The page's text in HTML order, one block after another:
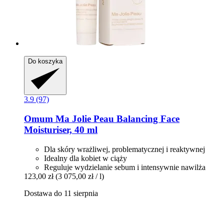
Do koszyka
3.9 (97)
Omum Ma Jolie Peau Balancing Face
Moisturiser, 40 ml
Dla skóry wrażliwej, problematycznej i reaktywnej
Idealny dla kobiet w ciąży
Reguluje wydzielanie sebum i intensywnie nawilża
123,00 zł (3 075,00 zł / l)
Dostawa do 11 sierpnia